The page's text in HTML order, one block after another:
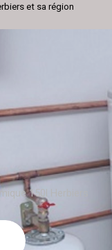
et sa région
150l Herbiers